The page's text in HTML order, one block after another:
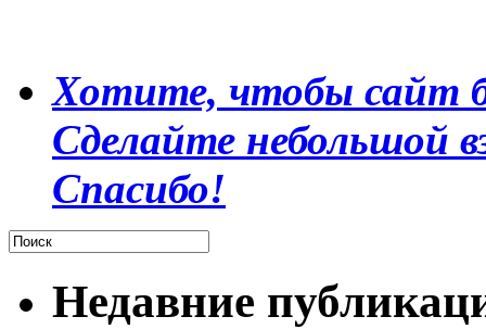
Хотите, чтобы сайт
Сделайте небольшой
Спасибо!
Недавние